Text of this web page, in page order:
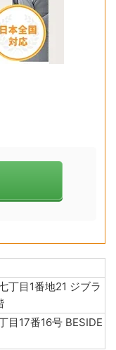
丁目1番地21 ジブラ
目17番16号 BESIDE